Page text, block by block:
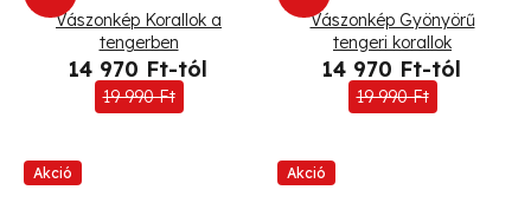
Vászonkép Korallok a
tengerben
14 970 Ft-tól
19 990 Ft
Vászonkép Gyönyörű
tengeri korallok
14 970 Ft-tól
19 990 Ft
Akció Akció